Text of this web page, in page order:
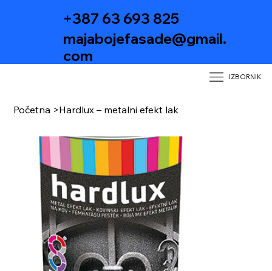
IZBORNIK
+387 63 693 825
majabojefasade@gmail.
com
Početna >Hardlux – metalni efekt lak